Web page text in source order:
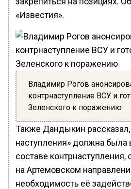
«Известия».
Владимир Рогов
контрнаступление ВСУ и
Зеленского к поражению
Также Дандыкин рассказал,
наступления» должна была
составе контрнаступления,
на Артемовском
необходимость её